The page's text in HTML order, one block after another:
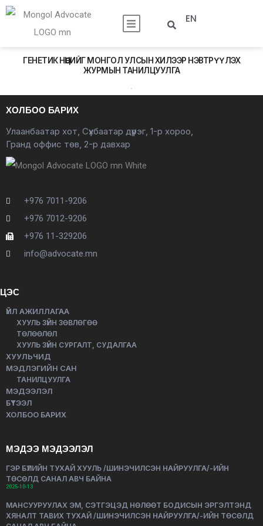
EN
ГЕНЕТИК НӨӨЦИЙГ МОНГОЛ УЛСЫН ХИЛЭЭР НЭВТРҮҮЛЭХ
ЖУРМЫН ТАНИЛЦУУЛГА
ХОЛБОО БАРИХ
Улаанбаатар хот, Сүхбаатар дүүрэг, 1-р хороо,
Гранд оффис төв, 2-р давхар
+976 7011-9206
+976 7012-9206
+976 11-329206
info@advocate.mn
ЦЭС
ҮЙЛ АЖИЛЛАГАА
ХУУЛЬ ЗҮЙН ЗӨВЛӨГӨӨ
ТӨЛӨӨЛӨЛ
ХУУЛЬ ЗҮЙН СУРГАЛТ, СУДАЛГАА
ХУУЛЬЧИД
МЭДЛЭГИЙН САН
ТАНИЛЦУУЛГА
МЭДЭЭЛЭЛ
БҮТЭЭЛ
ХОЛБОО БАРИХ
МЭДЭЭ МЭДЭЭЛЭЛ
ГЭР БҮЛИЙН ТУХАЙ ХУУЛЬ /ШИНЭЧИЛСЭН НАЙРУУЛГА/-ИЙН
ТӨСӨЛД САНАЛ АВЧ БАЙНА
2025-10-13
МАНСУУРУУЛАХ ЭМ, СЭТГЭЦЭД НӨЛӨӨТ БОДИСЫН ЭРГЭЛТЭНД
ХЯНАЛТ ТАВИХ ТУХАЙ /ШИНЭЧИЛСЭН НАЙРУУЛГА/-ИЙН ТӨСӨЛД